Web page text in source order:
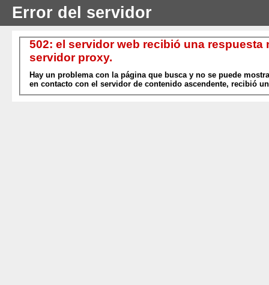
Error del servidor
502: el servidor web recibió una
servidor proxy.
Hay un problema con la página que busca y no se puede
en contacto con el servidor de contenido ascendente, recibió